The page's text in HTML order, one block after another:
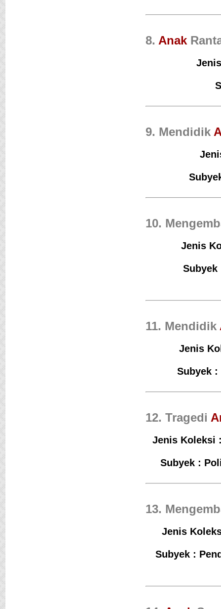
8. Anak
9. Mendidik
10.
Jenis
11. Mendidik
Jenis
Subyek :
12. Tragedi
Jenis Koleksi
Subyek :
13.
Jenis
Subyek :